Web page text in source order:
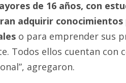
de 16 años, con
adquirir
o para emprender sus
Todos ellos cuentan con
agregaron.